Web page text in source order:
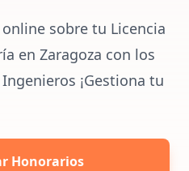
sobre tu Licencia
en Zaragoza con los
¡Gestiona tu
Honorarios